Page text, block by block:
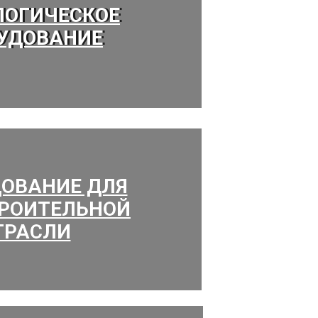
ДЛЯ
ДЛЯ